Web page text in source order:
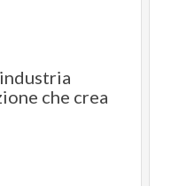
che crea